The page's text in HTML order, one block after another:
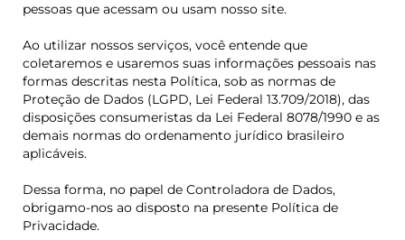
pessoas que acessam ou usam nosso site.
Ao utilizar nossos serviços, você entende que
coletaremos e usaremos suas informações pessoais nas
formas descritas nesta Política, sob as normas de
Proteção de Dados (LGPD, Lei Federal 13.709/2018), das
disposições consumeristas da Lei Federal 8078/1990 e as
demais normas do ordenamento jurídico brasileiro
aplicáveis.
Dessa forma, no papel de Controladora de Dados,
obrigamo-nos ao disposto na presente Política de
Privacidade.